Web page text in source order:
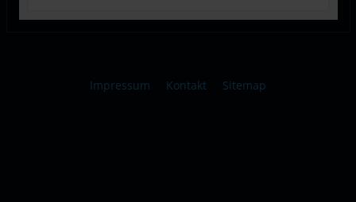
Impressum Kontakt Sitemap